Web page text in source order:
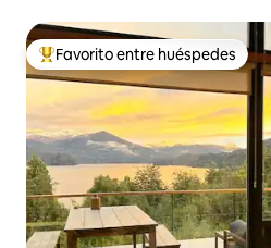
Favorito entre huéspedes
Favorito entre huéspedes